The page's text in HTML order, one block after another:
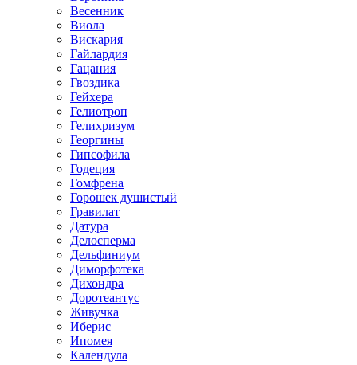
Весенник
Виола
Вискария
Гайлардия
Гацания
Гвоздика
Гейхера
Гелиотроп
Гелихризум
Георгины
Гипсофила
Годеция
Гомфрена
Горошек душистый
Гравилат
Датура
Делосперма
Дельфиниум
Диморфотека
Дихондра
Доротеантус
Живучка
Иберис
Ипомея
Календула